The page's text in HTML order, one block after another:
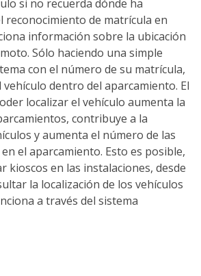
si no recuerda dónde ha
reconocimiento de matrícula en
información sobre la ubicación
Sólo haciendo una simple
con el número de su matrícula,
dentro del aparcamiento. El
localizar el vehículo aumenta la
contribuye a la
y aumenta el número de las
el aparcamiento. Esto es posible,
kioscos en las instalaciones, desde
la localización de los vehículos
a través del sistema